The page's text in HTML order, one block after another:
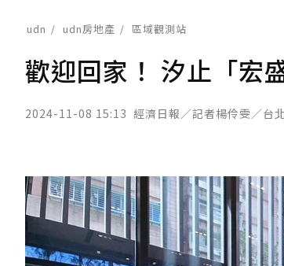
udn udn房地產 區域觀測站
歡迎回家！ 汐止「宏
2024-11-08 15:13 經濟日報／記者楊伶雯／台